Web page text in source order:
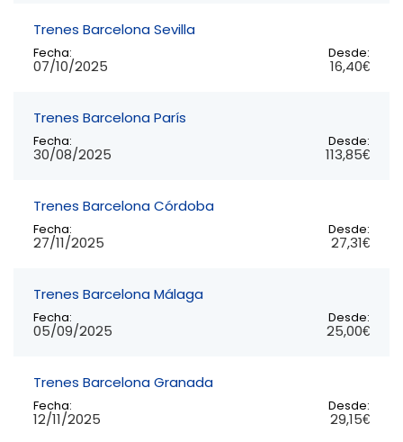
Trenes Barcelona Sevilla
Fecha:
07/10/2025
Desde:
16,40€
Trenes Barcelona París
Fecha:
30/08/2025
Desde:
113,85€
Trenes Barcelona Córdoba
Fecha:
27/11/2025
Desde:
27,31€
Trenes Barcelona Málaga
Fecha:
05/09/2025
Desde:
25,00€
Trenes Barcelona Granada
Fecha:
12/11/2025
Desde:
29,15€